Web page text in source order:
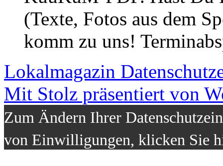
(Texte, Fotos aus dem
komm zu uns!
Lokalmagazin
Mit Stolz präsentiert von
Zum Ändern Ihrer
von Einwilligungen, klicken Sie